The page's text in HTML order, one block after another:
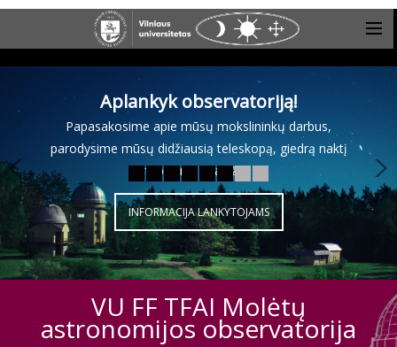
Aplankyk observatoriją!
Papasakosime apie mūsų mokslininkų darbus,
parodysime mūsų didžiausią teleskopą, giedrą naktį
stebėsime žvaigždes
INFORMACIJA LANKYTOJAMS
VU FF TFAI Molėtų
astronomijos observatorija